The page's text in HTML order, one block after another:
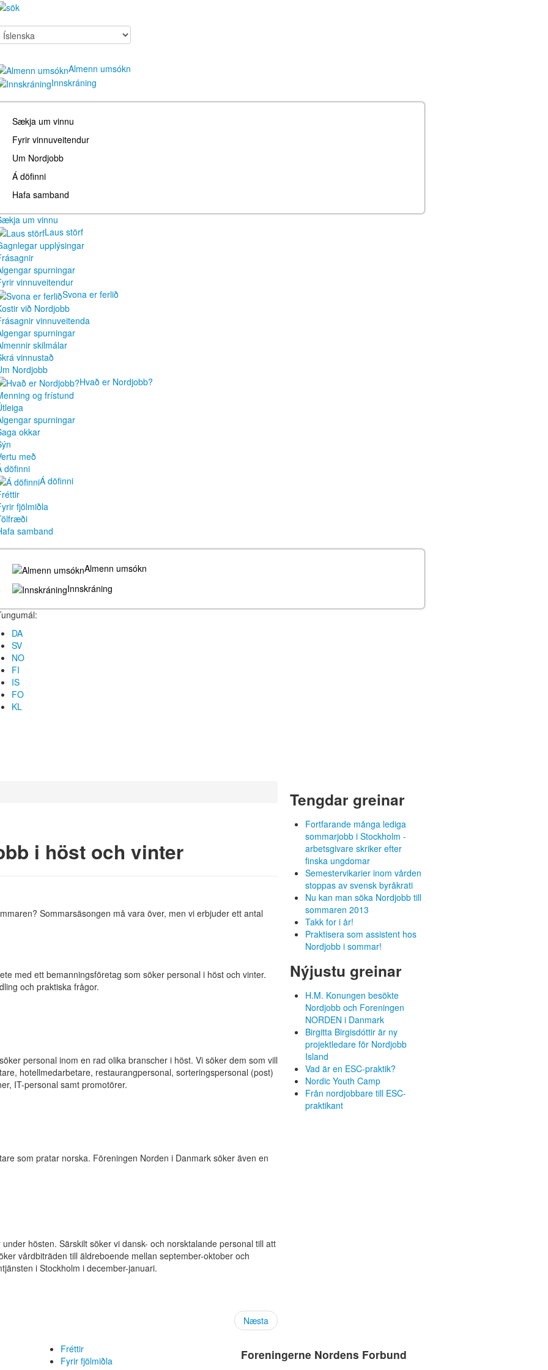
Almenn umsókn
Innskráning
Sækja um vinnu
Fyrir vinnuveitendur
Um Nordjobb
Á döfinni
Hafa samband
um vinnu
Laus störf
upplýsingar
spurningar
vinnuveitendur
Svona er ferlið
við Nordjobb
vinnuveitenda
spurningar
skilmálar
vinnustað
Nordjobb
Hvað er Nordjobb?
og frístund
spurningar
okkar
með
döfinni
Á döfinni
fjölmiðla
samband
Almenn umsókn
Innskráning
DA
SV
NO
FI
IS
FO
KL
i höst och vinter
Sommarsäsongen må vara över, men vi erbjuder ett antal
med ett bemanningsföretag som söker personal i höst och vinter.
och praktiska frågor.
personal inom en rad olika branscher i höst. Vi söker dem som vill
hotellmedarbetare, restaurangpersonal, sorteringspersonal (post)
IT-personal samt promotörer.
som pratar norska. Föreningen Norden i Danmark söker även en
hösten. Särskilt söker vi dansk- och norsktalande personal till att
vårdbiträden till äldreboende mellan september-oktober och
i Stockholm i december-januari.
Næsta
Tengdar greinar
Fortfarande många lediga
sommarjobb i Stockholm -
arbetsgivare skriker efter
finska ungdomar
Semestervikarier inom vården
stoppas av svensk byråkrati
Nu kan man söka Nordjobb till
sommaren 2013
Takk for i år!
Praktisera som assistent hos
Nordjobb i sommar!
Nýjustu greinar
H.M. Konungen besökte
Nordjobb och Foreningen
NORDEN i Danmark
Birgitta Birgisdóttir är ny
projektledare för Nordjobb
Island
Vad är en ESC-praktik?
Nordic Youth Camp
Från nordjobbare till ESC-
praktikant
Fréttir
Fyrir fjölmiðla
Foreningerne Nordens Forbund